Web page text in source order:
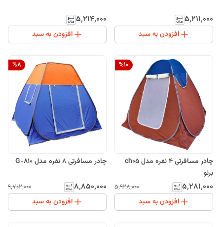
۵٬۲۱۱٬۰۰۰
افزودن به سبد
۵٬۲۱۴٬۰۰۰
افزودن به سبد
%10
چادر مسافرتی 4 نفره مدل ch05
برنو
۵٬۲۸۱٬۰۰۰ ۵٬۹۲۸٬۰۰۰
افزودن به سبد
%8
چادر مسافرتی 8 نفره مدل G-810
۸٬۸۵۰٬۰۰۰ ۹٬۷۰۲٬۰۰۰
افزودن به سبد